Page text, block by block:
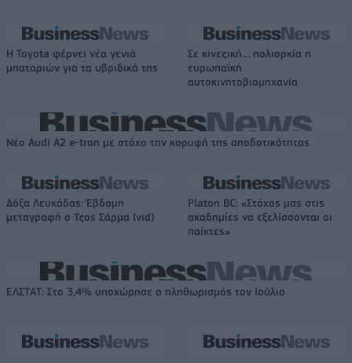
Η Toyota φέρνει νέα γενιά
μπαταριών για τα υβριδικά της
Σε κινεζική… πολιορκία η
ευρωπαϊκή
αυτοκινητοβιομηχανία
Νέο Audi A2 e-tron με στόχο την κορυφή της αποδοτικότητας
Δόξα Λευκάδας: Έβδομη
μεταγραφή ο Τζος Σάρμα (vid)
Platon BC: «Στόχος μας στις
ακαδημίες να εξελίσσονται οι
παίκτες»
ΕΛΣΤΑΤ: Στο 3,4% υποχώρησε ο πληθωρισμός τον Ιούλιο